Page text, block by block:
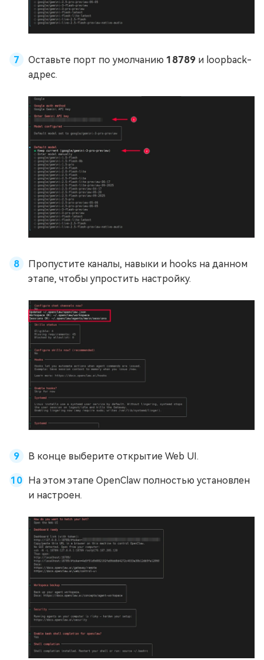
Оставьте порт по умолчанию 18789 и loopback-
адрес.
Пропустите каналы, навыки и hooks на данном
этапе, чтобы упростить настройку.
В конце выберите открытие Web UI.
На этом этапе OpenClaw полностью установлен
и настроен.